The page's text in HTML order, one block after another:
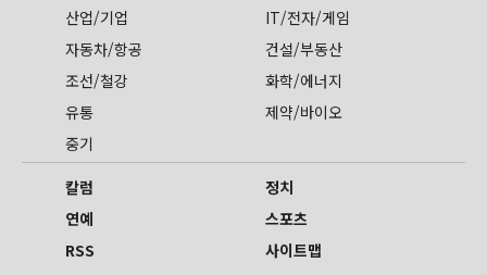
산업/기업
IT/전자/게임
자동차/항공
건설/부동산
조선/철강
화학/에너지
유통
제약/바이오
중기
칼럼
정치
연예
스포츠
RSS
사이트맵